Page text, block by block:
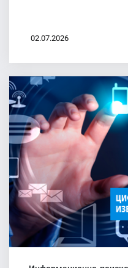
02.07.2026
28.06.2026
График работы по
документов